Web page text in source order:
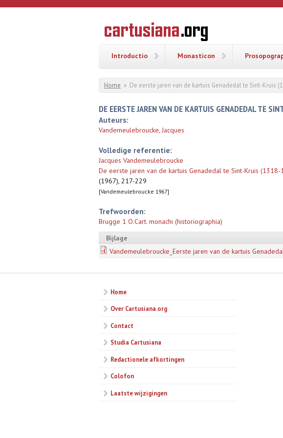
Overslaan en naar de inhoud gaan
CARTUSIANA
Geschiedenis
van de
Introductio Monasticon
U bent hier
Home » De eerste jaren van de kartuis Genadedal te Sint-Kruis
DE EERSTE JAREN VAN DE KARTUIS GENADEDAL TE
Auteurs:
Vandemeulebroucke, Jacques
Volledige referentie:
Jacques Vandemeulebroucke
De eerste jaren van de kartuis Genadedal te Sint-Kruis (1318-
(1967), 217-229
[Vandemeulebroucke 1967]
Trefwoorden:
Brugge 1 O.Cart. monachi (historiographia)
Bijlage
Vandemeulebroucke_Eerste jaren van de kartuis
Home
Over Cartusiana.org
Contact
Studia Cartusiana
Redactionele afkortingen
Colofon
Laatste wijzigingen